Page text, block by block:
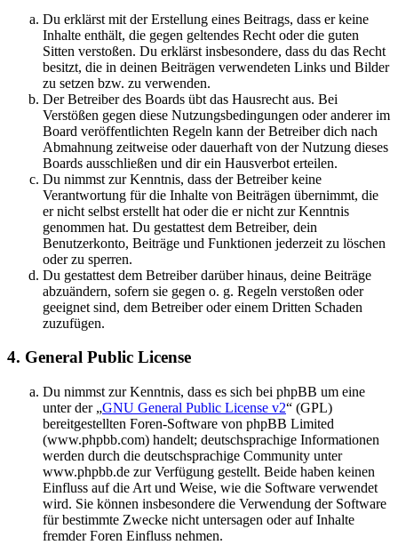
Du erklärst mit der Erstellung eines Beitrags, dass er keine
Inhalte enthält, die gegen geltendes Recht oder die guten
Sitten verstoßen. Du erklärst insbesondere, dass du das Recht
besitzt, die in deinen Beiträgen verwendeten Links und Bilder
zu setzen bzw. zu verwenden.
Der Betreiber des Boards übt das Hausrecht aus. Bei
Verstößen gegen diese Nutzungsbedingungen oder anderer im
Board veröffentlichten Regeln kann der Betreiber dich nach
Abmahnung zeitweise oder dauerhaft von der Nutzung dieses
Boards ausschließen und dir ein Hausverbot erteilen.
Du nimmst zur Kenntnis, dass der Betreiber keine
Verantwortung für die Inhalte von Beiträgen übernimmt, die
er nicht selbst erstellt hat oder die er nicht zur Kenntnis
genommen hat. Du gestattest dem Betreiber, dein
Benutzerkonto, Beiträge und Funktionen jederzeit zu löschen
oder zu sperren.
Du gestattest dem Betreiber darüber hinaus, deine Beiträge
abzuändern, sofern sie gegen o. g. Regeln verstoßen oder
geeignet sind, dem Betreiber oder einem Dritten Schaden
zuzufügen.
4. General Public License
Du nimmst zur Kenntnis, dass es sich bei phpBB um eine
unter der „GNU General Public License v2“ (GPL)
bereitgestellten Foren-Software von phpBB Limited
(www.phpbb.com) handelt; deutschsprachige Informationen
werden durch die deutschsprachige Community unter
www.phpbb.de zur Verfügung gestellt. Beide haben keinen
Einfluss auf die Art und Weise, wie die Software verwendet
wird. Sie können insbesondere die Verwendung der Software
für bestimmte Zwecke nicht untersagen oder auf Inhalte
fremder Foren Einfluss nehmen.